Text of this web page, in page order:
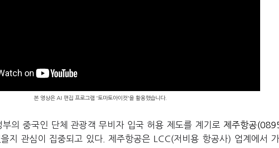
본 영상은 AI 편집 프로그램 '토마토아이컷'을 활용했습니다.
의 중국인 단체 관광객 무비자 입국 허용 제도를 계기로 제주항공
지 관심이 집중되고 있다. 제주항공은 LCC(저비용 항공사) 업계에서